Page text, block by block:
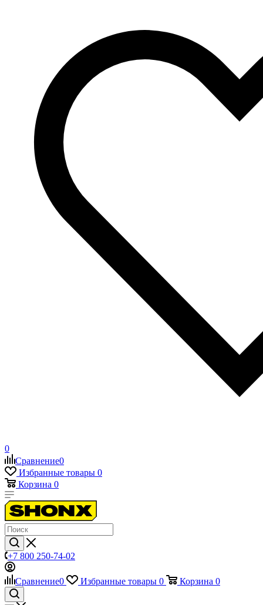
0
Сравнение0
Избранные товары 0
Корзина 0
+7 800 250-74-02
Сравнение0 Избранные товары 0 Корзина 0